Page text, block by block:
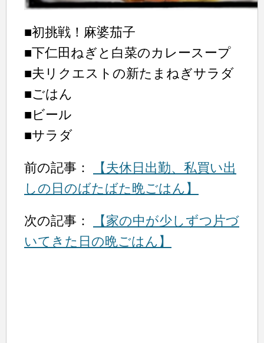
■初挑戦！麻婆茄子
■下仁田ねぎと白菜のカレースープ
■夫リクエストの新たまねぎサラダ
■ごはん
■ビール
■サラダ
前の記事：
【夫休日出勤、私買い出
しの日のばたばた晩ごはん】
次の記事：
【家の中が少しずつ片づ
いてきた日の晩ごはん】